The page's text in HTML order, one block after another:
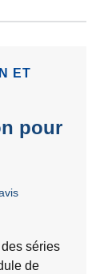
ET
pour
séries
de